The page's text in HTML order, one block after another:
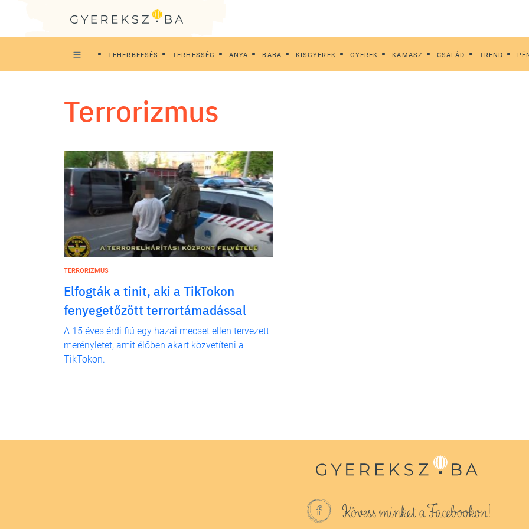
TEHERBEESÉS TERHESSÉG ANYA BABA KISGYEREK GYEREK KAMASZ CSALÁD TREND
terrorizmus
TERRORIZMUS
Elfogták a tinit, aki a TikTokon
fenyegetőzött terrortámadással
A 15 éves érdi fiú egy hazai mecset ellen tervezett
merényletet, amit élőben akart közvetíteni a
TikTokon.
Kövess minket a Facebookon!